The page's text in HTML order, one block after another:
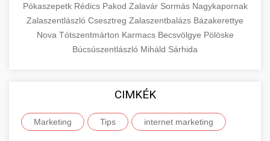
Pókaszepetk Rédics Pakod Zalavár Sormás Nagykapornak
Zalaszentlászló Csesztreg Zalaszentbalázs Bázakerettye
Nova Tótszentmárton Karmacs Becsvölgye Pölöske
Búcsúszentlászló Miháld Sárhida
CIMKÉK
Marketing Tips internet marketing